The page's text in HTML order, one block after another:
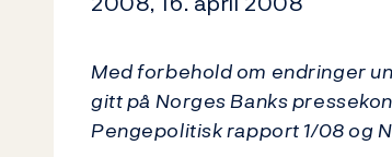
Med forbehold om endringer
gitt på Norges Banks
Pengepolitisk rapport 1/08 og